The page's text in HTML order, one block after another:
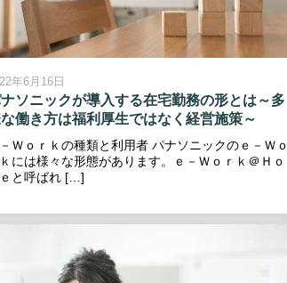
年6月16日
ソニックが導入する在宅勤務の形とは～多
働き方は福利厚生ではなく経営施策～
Ｗｏｒｋの種類と利用者 パナソニックのｅ－Ｗｏ
ｋには様々な形態があります。ｅ－Ｗｏｒｋ＠Ｈｏ
と呼ばれ […]